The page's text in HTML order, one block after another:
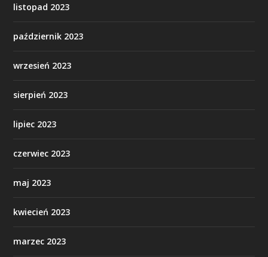
listopad 2023
październik 2023
wrzesień 2023
sierpień 2023
lipiec 2023
czerwiec 2023
maj 2023
kwiecień 2023
marzec 2023